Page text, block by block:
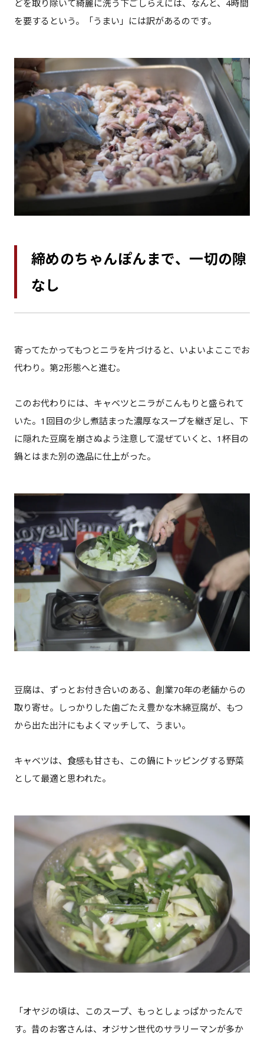
どを取り除いて綺麗に洗う下ごしらえには、なんと、4時間
を要するという。「うまい」には訳があるのです。
締めのちゃんぽんまで、一切の隙
なし
寄ってたかってもつとニラを片づけると、いよいよここでお
代わり。第2形態へと進む。
このお代わりには、キャベツとニラがこんもりと盛られて
いた。1回目の少し煮詰まった濃厚なスープを継ぎ足し、下
に隠れた豆腐を崩さぬよう注意して混ぜていくと、1杯目の
鍋とはまた別の逸品に仕上がった。
豆腐は、ずっとお付き合いのある、創業70年の老舗からの
取り寄せ。しっかりした歯ごたえ豊かな木綿豆腐が、もつ
から出た出汁にもよくマッチして、うまい。
キャベツは、食感も甘さも、この鍋にトッピングする野菜
として最適と思われた。
「オヤジの頃は、このスープ、もっとしょっぱかったんで
す。昔のお客さんは、オジサン世代のサラリーマンが多か